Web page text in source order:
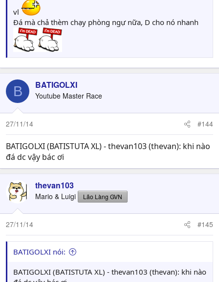
vl
Đá mà chả thèm chạy phòng ngự nữa, D cho nó nhanh
B BATIGOLXI
Youtube Master Race
27/11/14 #144
BATIGOLXI (BATISTUTA XL) - thevan103 (thevan): khi nào
đá dc vậy bác ơi
thevan103
Mario & Luigi Lão Làng GVN
27/11/14 #145
BATIGOLXI nói:
BATIGOLXI (BATISTUTA XL) - thevan103 (thevan): khi nào